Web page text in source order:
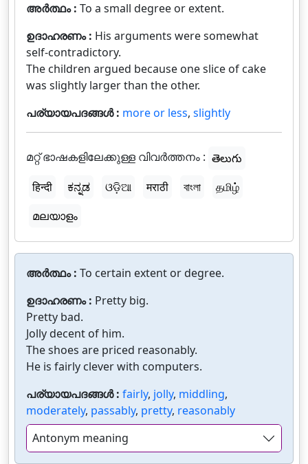
അർത്ഥം : To a small degree or extent.
ഉദാഹരണം : His arguments were somewhat
self-contradictory.
The children argued because one slice of cake
was slightly larger than the other.
പര്യായപദങ്ങൾ : more or less, slightly
മറ്റ് ഭാഷകളിലേക്കുള്ള വിവർത്തനം : తెలుగు
हिन्दी
ಕನ್ನಡ ଓଡ଼ିଆ मराठी বাংলা
தமிழ்
മലയാളം
അർത്ഥം : To certain extent or degree.
ഉദാഹരണം : Pretty big.
Pretty bad.
Jolly decent of him.
The shoes are priced reasonably.
He is fairly clever with computers.
പര്യായപദങ്ങൾ : fairly, jolly, middling,
moderately, passably, pretty, reasonably
Antonym meaning